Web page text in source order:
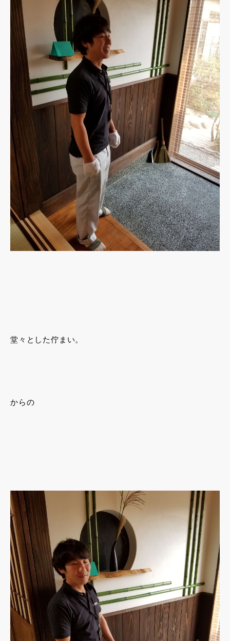
堂々とした佇まい。
からの